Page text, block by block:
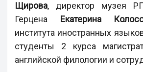
Щирова, директор музея
Герцена Екатерина
института иностранных
студенты 2 курса
английской филологии и